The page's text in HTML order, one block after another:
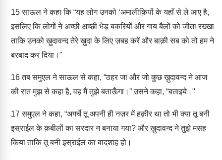
15साऊल ने कहा कि “यह लोग उनको ‘अमालीक़ियों के यहाँ से ले आए है,
इसलिए कि लोगों ने अच्छी अच्छी भेड़ बकरियों और गाय बैलों को जीता रख्खा
ताकि उनको ख़ुदावन्द तेरे ख़ुदा के लिए ज़बह करें और बाक़ी सब को तो हम ने
बरबाद कर दिया।"
16तब समुएल ने साऊल से कहा, “ठहर जा और जो कुछ ख़ुदावन्द ने आज
की रात मुझ से कहा है, वह मैं तुझे बताऊँगा।” उसने कहा, “बताइये।"
17 समुएल ने कहा, “अगर्चे तू अपनी ही नज़र में हक़ीर था तो भी क्या तू बनी
इस्राईल के क़बीलों का सरदार न बनाया गया? और ख़ुदावन्द ने तुझे मसह
किया ताकि तू बनी इस्राईल का बादशाह हो।